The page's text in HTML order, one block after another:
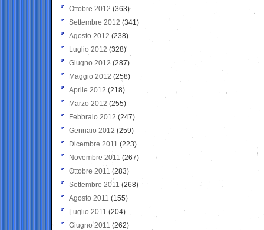
Ottobre 2012 (363)
Settembre 2012 (341)
Agosto 2012 (238)
Luglio 2012 (328)
Giugno 2012 (287)
Maggio 2012 (258)
Aprile 2012 (218)
Marzo 2012 (255)
Febbraio 2012 (247)
Gennaio 2012 (259)
Dicembre 2011 (223)
Novembre 2011 (267)
Ottobre 2011 (283)
Settembre 2011 (268)
Agosto 2011 (155)
Luglio 2011 (204)
Giugno 2011 (262)